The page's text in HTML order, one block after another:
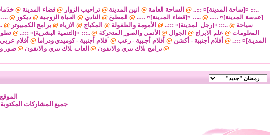
..::: ¤[ساحة المدينة]¤ :::.. @ الساحة العامة @ انين المدينة @تراحيب الزوار @قضاء المدينة @
[عدسة المدينة]¤ :::.. @ ..::: ¤[قضاء المدينة]¤ :::.. @ المطبخ @ النادي @ الحياة الزوجية @ ديكور @
سياحة @..::: ¤[رجل المدينة]¤ :::.. @ الأمومة والطفولة @ المكياج @ الازياء @ برامج الكمبيوتر @
المعلومات @ علم الابراج @ الجوال @ الأنمي والصور المتحركة @..::: ¤[التنمية البشرية]¤ :::.. @
المدينة]¤ :::.. @ أفلام أجنبية - أكشن @ أفلام أجنبية - رعب @ أفلام أجنبية - كوميدي ودراما @ أفلام عربي
@ برامج بلاك بيري والايفون @ العاب بلاك بيري والايفون @صور
جميع المشاركات المكتوبة